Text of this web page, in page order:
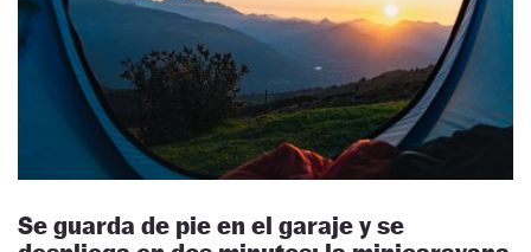
Se guarda de pie en el garaje y se